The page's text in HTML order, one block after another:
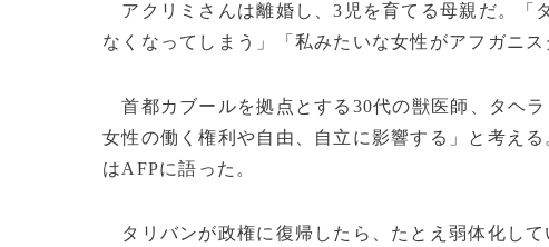
アクリミさんは離婚し、3児を育てる母親だ。「
なくなってしまう」「私みたいな女性がアフガニ
首都カブールを拠点とする30代の獣医師、タヘ
女性の働く権利や自由、自立に影響する」と考え
はAFPに語った。
タリバンが政権に復帰したら、たとえ弱体化し